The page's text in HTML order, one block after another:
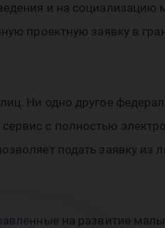
и на социализацию
проектную заявку в
Ни одно другое
с полностью
подать заявку из
на развитие